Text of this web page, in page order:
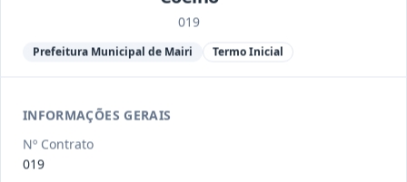
Termo
Inicial
contrato a contratação de emp
Situação
019
Prefeitura Municipal de Mairi Termo Inicial
INFORMAÇÕES GERAIS
Nº Contrato
019